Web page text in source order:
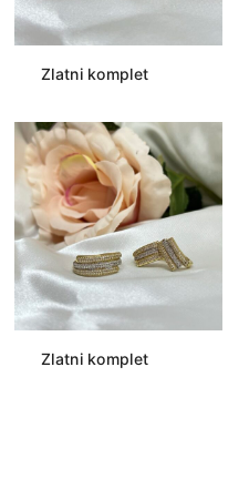
Zlatni komplet
Zlatni komplet